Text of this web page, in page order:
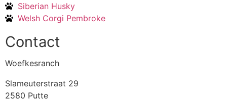
Siberian Husky
Welsh Corgi Pembroke
Contact
Woefkesranch
Slameuterstraat 29
2580 Putte